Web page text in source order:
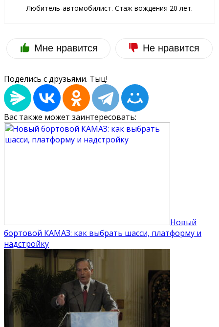
Любитель-автомобилист. Стаж вождения 20 лет.
Мне нравится Не нравится
Поделись с друзьями. Тыц!
Вас также может заинтересовать:
Новый
бортовой КАМАЗ: как выбрать шасси, платформу и
надстройку